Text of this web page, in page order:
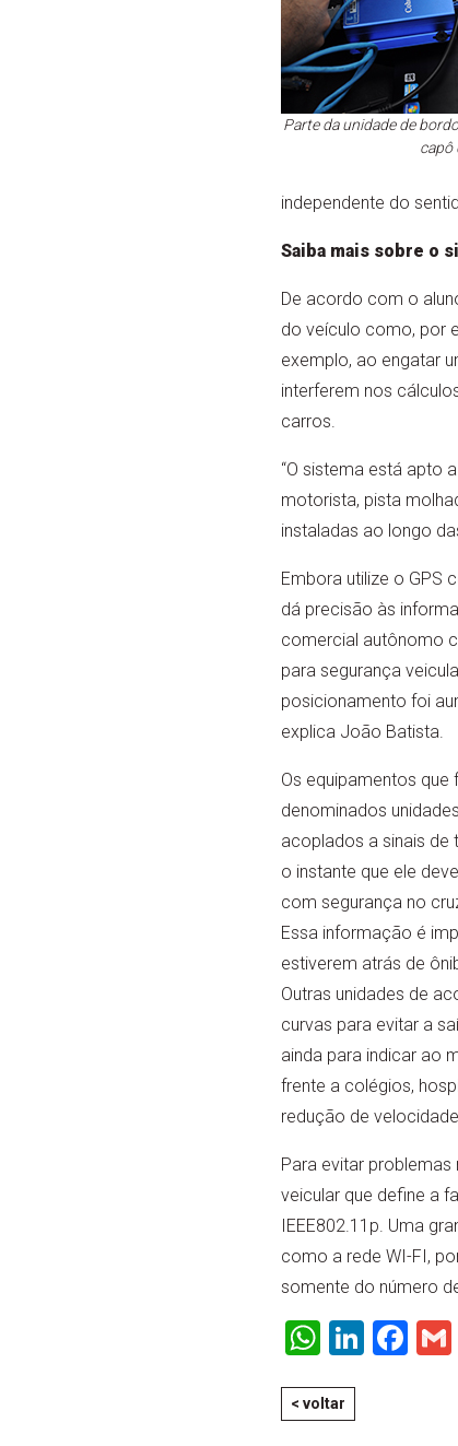
Parte da unidade de
capô
independente do
Saiba mais sobre o
De acordo com o
do veículo como, por
exemplo, ao engatar
interferem nos
carros.
“O sistema está apto
motorista, pista
instaladas ao longo
Embora utilize o GPS
dá precisão às
comercial autônomo
para segurança
posicionamento foi
explica João Batista.
Os equipamentos que
denominados
acoplados a sinais de
o instante que ele
com segurança no
Essa informação é
estiverem atrás de
Outras unidades de
curvas para evitar a
ainda para indicar ao
frente a colégios,
redução de
Para evitar
veicular que define a
IEEE802.11p. Uma
como a rede WI-FI,
somente do número
< voltar